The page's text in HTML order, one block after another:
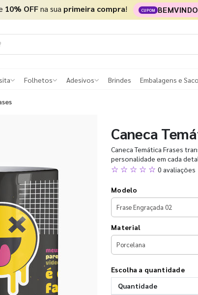
10% OFFna sua primeira compra! CUPOM
Folhetos Adesivos Brindes Embalagens e
Caneca
Caneca Temática Frases
personalidade em cada
☆ ☆ ☆ ☆ ☆ 0 avaliações
Modelo
Material
Escolha a quantidade
Quantidade